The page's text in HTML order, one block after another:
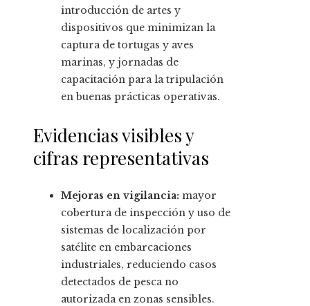
introducción de artes y
dispositivos que minimizan la
captura de tortugas y aves
marinas, y jornadas de
capacitación para la tripulación
en buenas prácticas operativas.
Evidencias visibles y
cifras representativas
Mejoras en vigilancia: mayor
cobertura de inspección y uso de
sistemas de localización por
satélite en embarcaciones
industriales, reduciendo casos
detectados de pesca no
autorizada en zonas sensibles.